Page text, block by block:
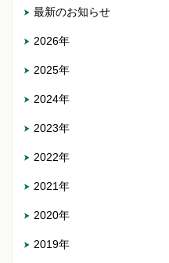
最新のお知らせ
2026年
2025年
2024年
2023年
2022年
2021年
2020年
2019年